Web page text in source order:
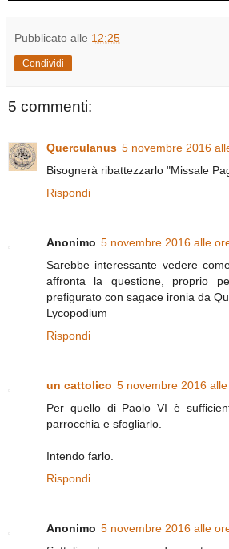
Pubblicato alle 12:25
Condividi
5 commenti:
Querculanus 5 novembre 2016
Bisognerà ribattezzarlo "Missale
Rispondi
Anonimo 5 novembre 2016 alle
Sarebbe interessante vedere
affronta la questione, proprio
prefigurato con sagace ironia da
Lycopodium
Rispondi
un cattolico 5 novembre 2016
Per quello di Paolo VI è
parrocchia e sfogliarlo.
Intendo farlo.
Rispondi
Anonimo 5 novembre 2016 alle